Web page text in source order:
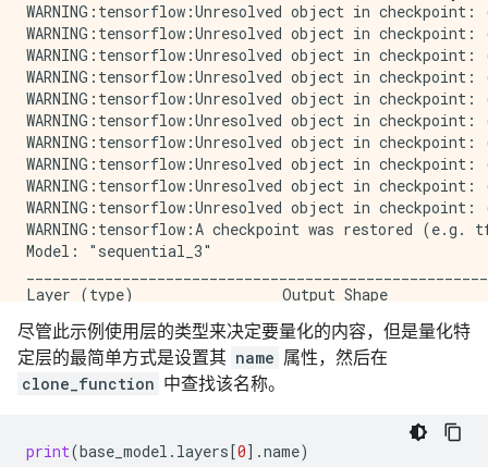
WARNING:tensorflow:Unresolved object in
WARNING:tensorflow:Unresolved object in
WARNING:tensorflow:Unresolved object in
WARNING:tensorflow:Unresolved object in
WARNING:tensorflow:Unresolved object in
WARNING:tensorflow:Unresolved object in
WARNING:tensorflow:Unresolved object in
WARNING:tensorflow:Unresolved object in
WARNING:tensorflow:Unresolved object in
WARNING:tensorflow:Unresolved object in
WARNING:tensorflow:A checkpoint was restored
Model: "sequential_3"
Layer (type)                 Output Shape
quantize_layer_1 (QuantizeLa (None, 20)
quant_dense_3 (QuantizeWrapp (None, 20)
flatten_3 (Flatten)          (None, 20)
尽管此示例使用层的类型来决定要量化的内容，但是量化特
定层的最简单方式是设置其 name 属性，然后在
clone_function 中查找该名称。
print(base_model . layers[0] .name)